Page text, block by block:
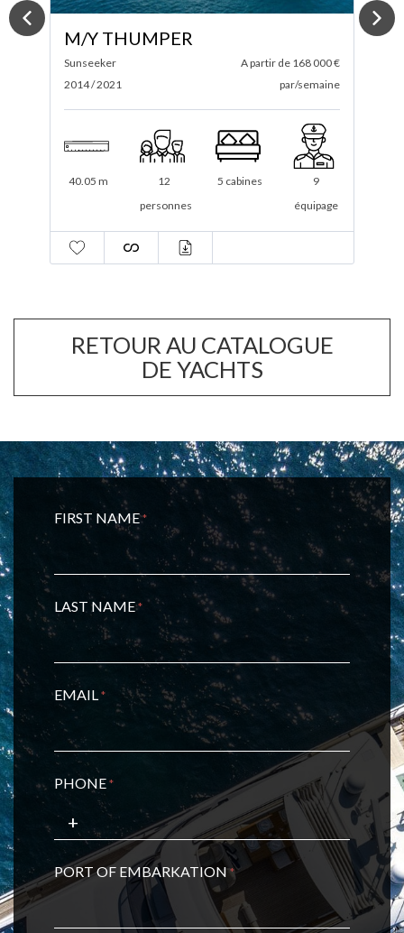
M/Y TINY WAVE
Sanlorenzo
2019
A partir de 100 000 €
par/semaine
34.1 m
12
personnes
5 cabines
6
équipage
RETOUR AU CATALOGUE
DE YACHTS
FIRST NAME*
LAST NAME*
EMAIL*
PHONE*
PORT OF EMBARKATION*